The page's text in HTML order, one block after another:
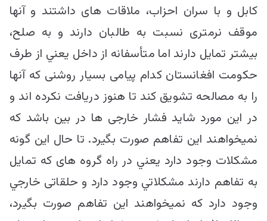
کابل و با سران احزاب، ملاقات های داشتند و آنها
موقف نرمتری نسبت به طالبان دارند و به صلح،
بیشتر تمایل دارند اما متأسفانه از داخل يعني از طرف
حكومت افغانستان کدام پیامی بسیار روشنی که آنها
را به مصالحه تشویق کند تا هنوز دریافت نکرده اند و
در اين مورد شاید فشار خارجی ها در بین باشد كه
نميخواهند اين تفاهم صورت بگيرد. تا حال این گونه
مشکلات وجود دارد يعني در راه گروه های که تمایل
به تفاهم دارند مشكلاتي وجود دارد و حلقاتی خارجي
وجود دارد که نمیخواهند اين تفاهم صورت بگيرد،